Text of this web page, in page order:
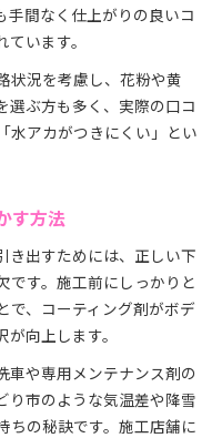
手間なく仕上がりの良いコ
います。
状況を考慮し、花粉や黄
選ぶ方も多く、実際の口コ
水アカがつきにくい」とい
す方法
き出すためには、正しい下
です。施工前にしっかりと
で、コーティング剤がボデ
向上します。
車や専用メンテナンス剤の
り市のような気温差や降雪
ちの秘訣です。施工店舗に